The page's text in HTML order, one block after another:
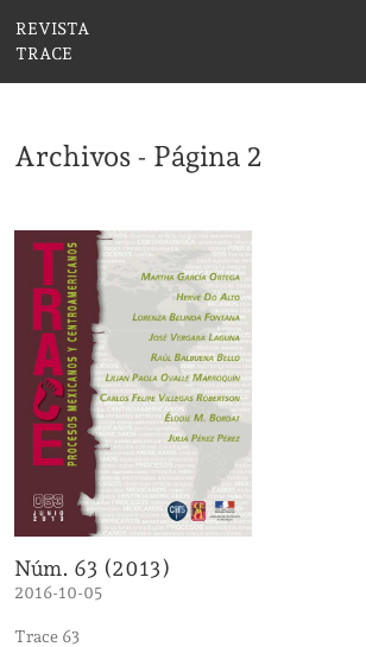
REVISTA
TRACE
Archivos - Página 2
Núm. 63 (2013)
2016-10-05
Trace 63